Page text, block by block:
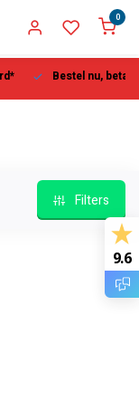
0
Bestel nu, betaal
Filters
9.6